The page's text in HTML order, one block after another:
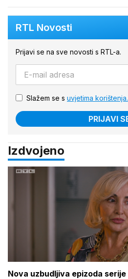
RTL Novosti
Prijavi se na sve novosti s RTL-a.
Slažem se s uvjetima korištenja.
PRIJAVI
Izdvojeno
Nova uzbudljiva epizoda